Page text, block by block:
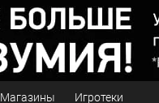
Магазины Игротеки